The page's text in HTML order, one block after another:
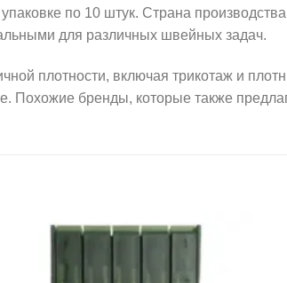
по 10 штук. Страна
для различных швейных задач.
плотности, включая трикотаж и
Похожие бренды, которые также